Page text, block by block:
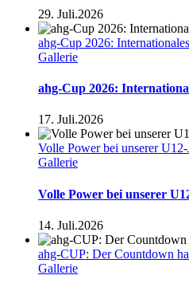
29. Juli.2026
ahg-Cup 2026:
Gallerie
ahg-Cup 2026:
17. Juli.2026
Volle Power bei unserer U12-
Gallerie
Volle Power bei unserer
14. Juli.2026
ahg-CUP: Der Countdown
Gallerie